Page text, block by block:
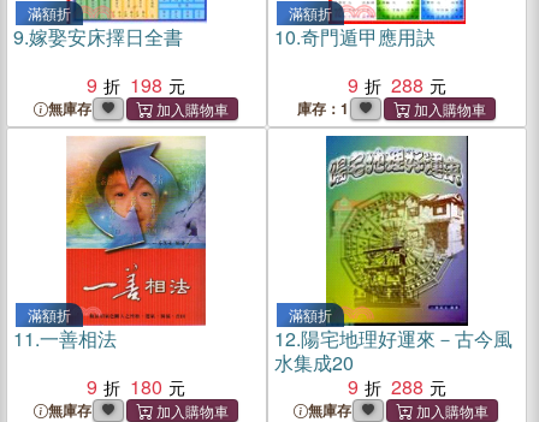
滿額折
9.嫁娶安床擇日全書
9
198
無庫存
滿額折
10.奇門遁甲應用訣
9
288
庫存：1
滿額折
11.一善相法
9
180
無庫存
滿額折
12.陽宅地理好運來－古今風
水集成20
9
288
無庫存